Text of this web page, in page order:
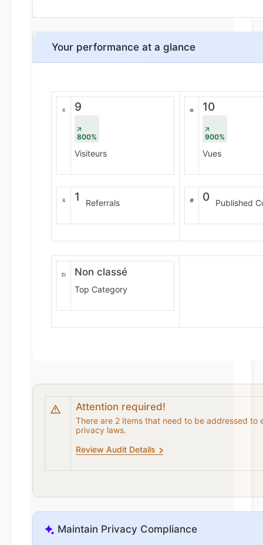
Your performance at a glance
9
800%
Visiteurs
1 Referrals
10
900%
Vues
0 Published
Non classé
Top Category
Attention required!
There are 2 items that need to be addressed to
privacy laws.
Review Audit Details
Maintain Privacy Compliance